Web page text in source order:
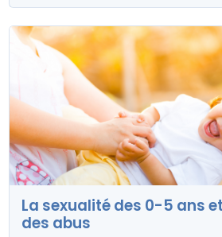
La sexualité des 0-5 ans
des abus